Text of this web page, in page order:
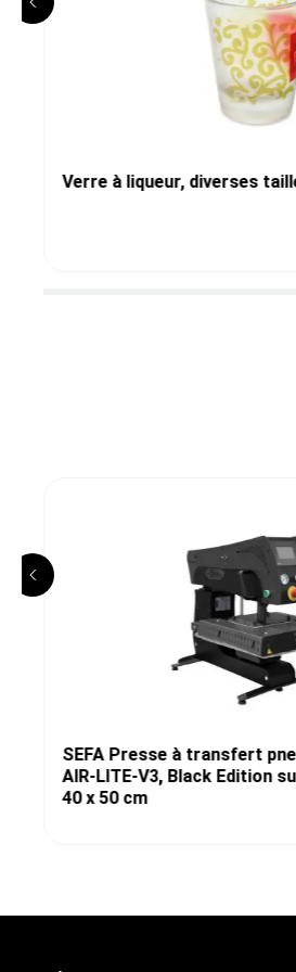
Verre à liqueur, diverses
SEFA Presse à transfert
AIR-LITE-V3, Black Edition
40 x 50 cm